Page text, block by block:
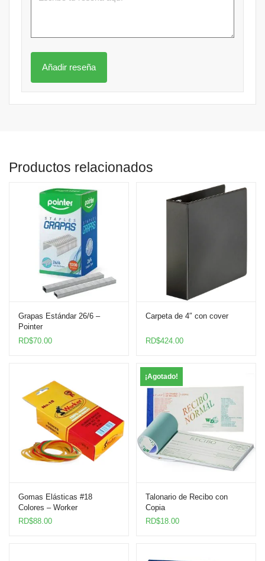
Productos relacionados
Grapas Estándar 26/6 –
Pointer
RD$70.00
Carpeta de 4″ con cover
RD$424.00
Gomas Elásticas #18
Colores – Worker
RD$88.00
¡Agotado!
Talonario de Recibo con
Copia
RD$18.00